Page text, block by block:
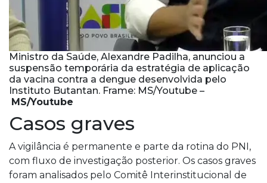
Ministro da Saúde, Alexandre Padilha, anunciou a
suspensão temporária da estratégia de aplicação
da vacina contra a dengue desenvolvida pelo
Instituto Butantan. Frame: MS/Youtube –
MS/Youtube
Casos graves
A vigilância é permanente e parte da rotina do PNI,
com fluxo de investigação posterior. Os casos graves
foram analisados pelo Comitê Interinstitucional de